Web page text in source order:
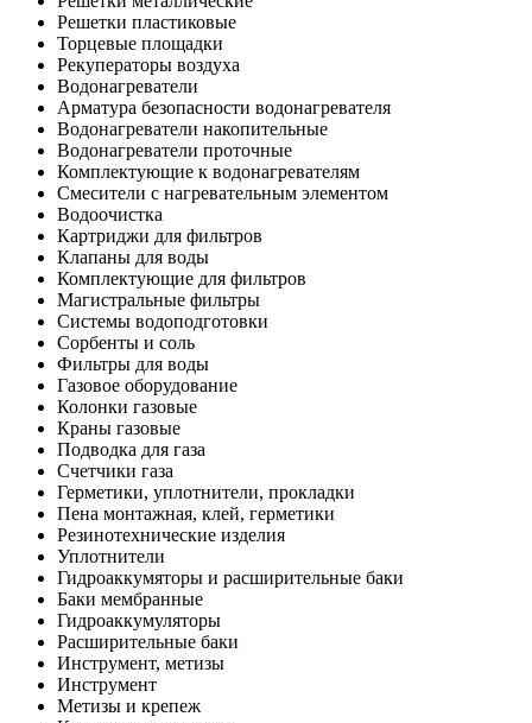
Решетки пластиковые
Торцевые площадки
Рекуператоры воздуха
Водонагреватели
Арматура безопасности водонагревателя
Водонагреватели накопительные
Водонагреватели проточные
Комплектующие к водонагревателям
Смесители с нагревательным элементом
Водоочистка
Картриджи для фильтров
Клапаны для воды
Комплектующие для фильтров
Магистральные фильтры
Системы водоподготовки
Сорбенты и соль
Фильтры для воды
Газовое оборудование
Колонки газовые
Краны газовые
Подводка для газа
Счетчики газа
Герметики, уплотнители, прокладки
Пена монтажная, клей, герметики
Резинотехнические изделия
Уплотнители
Гидроаккумяторы и расширительные баки
Баки мембранные
Гидроаккумуляторы
Расширительные баки
Инструмент, метизы
Инструмент
Метизы и крепеж